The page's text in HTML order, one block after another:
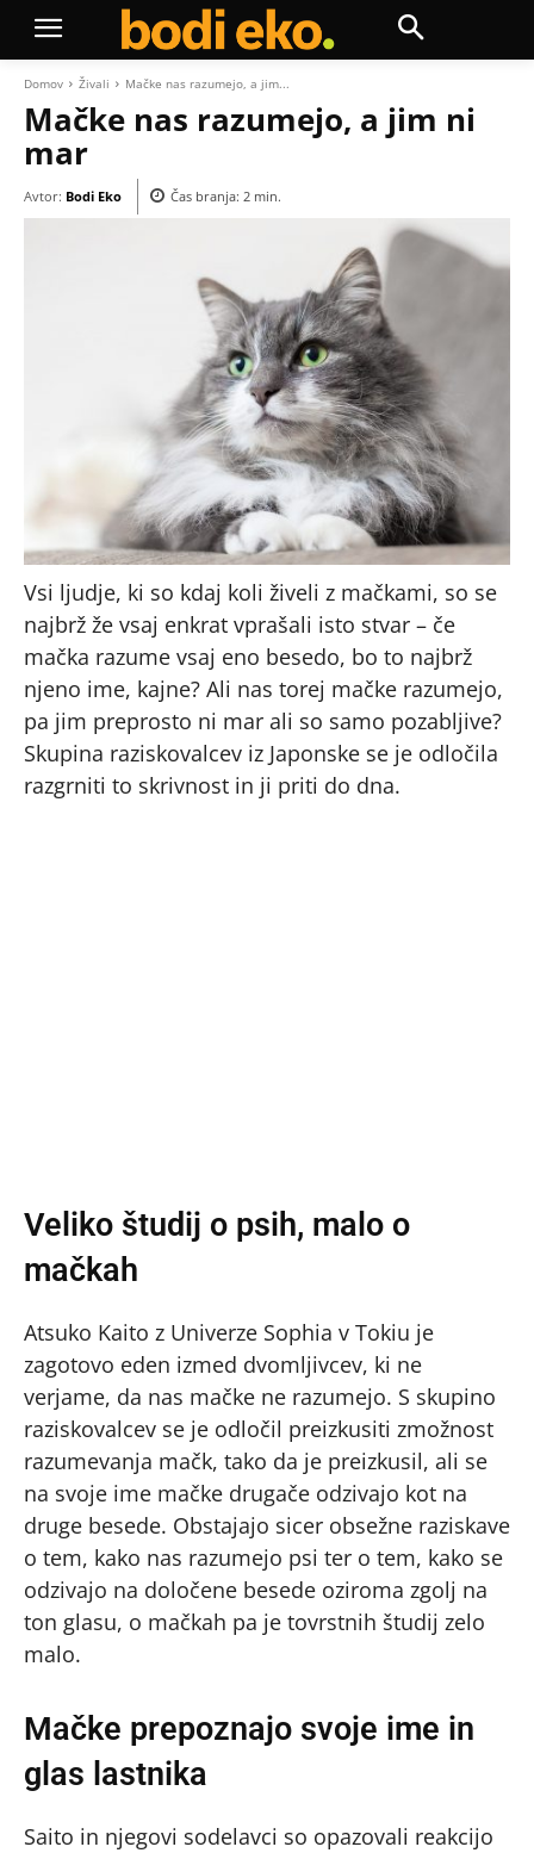
Domov Živali Mačke nas razumejo, a jim...
Mačke nas razumejo, a jim ni
mar
Avtor: Bodi Eko Čas branja: 2 min.
Vsi ljudje, ki so kdaj koli živeli z mačkami, so se
najbrž že vsaj enkrat vprašali isto stvar – če
mačka razume vsaj eno besedo, bo to najbrž
njeno ime, kajne? Ali nas torej mačke razumejo,
pa jim preprosto ni mar ali so samo pozabljive?
Skupina raziskovalcev iz Japonske se je odločila
razgrniti to skrivnost in ji priti do dna.
Veliko študij o psih, malo o
mačkah
Atsuko Kaito z Univerze Sophia v Tokiu je
zagotovo eden izmed dvomljivcev, ki ne
verjame, da nas mačke ne razumejo. S skupino
raziskovalcev se je odločil preizkusiti zmožnost
razumevanja mačk, tako da je preizkusil, ali se
na svoje ime mačke drugače odzivajo kot na
druge besede. Obstajajo sicer obsežne raziskave
o tem, kako nas razumejo psi ter o tem, kako se
odzivajo na določene besede oziroma zgolj na
ton glasu, o mačkah pa je tovrstnih študij zelo
malo.
Mačke prepoznajo svoje ime in
glas lastnika
Saito in njegovi sodelavci so opazovali reakcijo